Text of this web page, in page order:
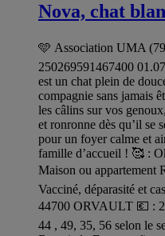
Nova, chat
🩵 Association UMA
250269591467400
est un chat plein de
compagnie sans jamais
les câlins sur vos
et ronronne dès qu’il se
pour un foyer calme et
famille d’accueil ! 🥰 :
Maison ou appartement
Vacciné, déparasité et
44700 ORVAULT 💶 :
44 , 49, 35, 56 selon le